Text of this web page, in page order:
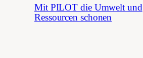
Mit PILOT die Umwelt und
Ressourcen schonen